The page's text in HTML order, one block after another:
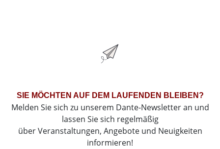
SIE MÖCHTEN AUF DEM LAUFENDEN BLEIBEN?
Melden Sie sich zu unserem Dante-Newsletter an und
lassen Sie sich regelmäßig
über Veranstaltungen, Angebote und Neuigkeiten
informieren!